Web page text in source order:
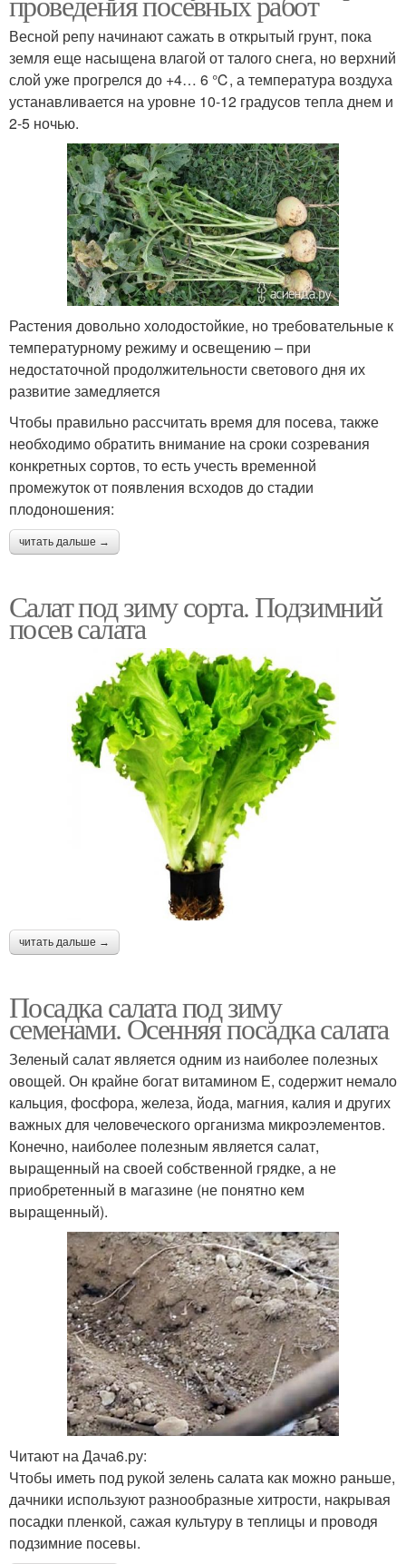
Весной репу начинают сажать в открытый грунт, пока
земля еще насыщена влагой от талого снега, но верхний
слой уже прогрелся до +4… 6 ℃, а температура воздуха
устанавливается на уровне 10-12 градусов тепла днем и
2-5 ночью.
Растения довольно холодостойкие, но требовательные к
температурному режиму и освещению – при
недостаточной продолжительности светового дня их
развитие замедляется
Чтобы правильно рассчитать время для посева, также
необходимо обратить внимание на сроки созревания
конкретных сортов, то есть учесть временной
промежуток от появления всходов до стадии
плодоношения:
читать дальше →
Салат под зиму сорта. Подзимний
посев салата
читать дальше →
Посадка салата под зиму
семенами. Осенняя посадка салата
Зеленый салат является одним из наиболее полезных
овощей. Он крайне богат витамином Е, содержит немало
кальция, фосфора, железа, йода, магния, калия и других
важных для человеческого организма микроэлементов.
Конечно, наиболее полезным является салат,
выращенный на своей собственной грядке, а не
приобретенный в магазине (не понятно кем
выращенный).
Читают на Дача6.ру:
Чтобы иметь под рукой зелень салата как можно раньше,
дачники используют разнообразные хитрости, накрывая
посадки пленкой, сажая культуру в теплицы и проводя
подзимние посевы.